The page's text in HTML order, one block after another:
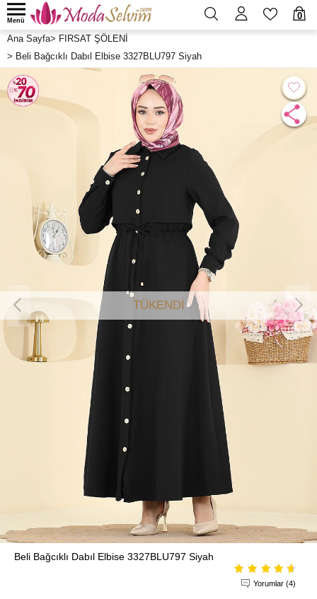
0
Menü
Ana Sayfa> FIRSAT ŞÖLENİ
> Beli Bağcıklı Dabıl Elbise 3327BLU797 Siyah
TÜKENDİ
Beli Bağcıklı Dabıl Elbise 3327BLU797 Siyah
Yorumlar (4)